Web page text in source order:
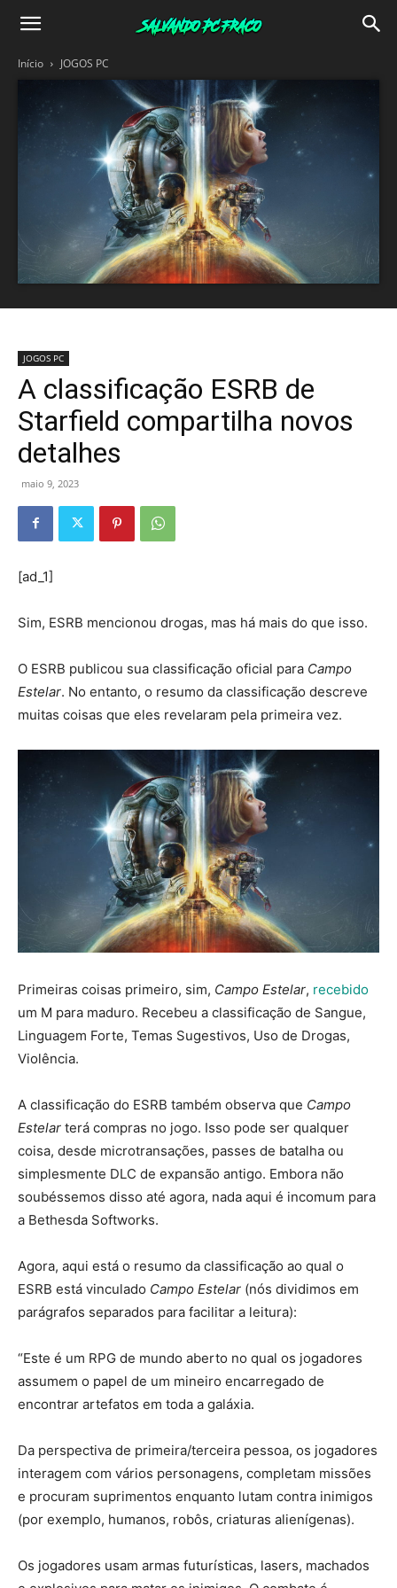
Salvando
Início JOGOS PC
JOGOS PC
A classificação ESRB de
Starfield compartilha novos
detalhes
maio 9, 2023
[ad_1]
Sim, ESRB mencionou drogas, mas há mais do que isso.
O ESRB publicou sua classificação oficial para Campo
Estelar. No entanto, o resumo da classificação descreve
muitas coisas que eles revelaram pela primeira vez.
Primeiras coisas primeiro, sim, Campo Estelar, recebido
um M para maduro. Recebeu a classificação de Sangue,
Linguagem Forte, Temas Sugestivos, Uso de Drogas,
Violência.
A classificação do ESRB também observa que Campo
Estelar terá compras no jogo. Isso pode ser qualquer
coisa, desde microtransações, passes de batalha ou
simplesmente DLC de expansão antigo. Embora não
soubéssemos disso até agora, nada aqui é incomum para
a Bethesda Softworks.
Agora, aqui está o resumo da classificação ao qual o
ESRB está vinculado Campo Estelar (nós dividimos em
parágrafos separados para facilitar a leitura):
“Este é um RPG de mundo aberto no qual os jogadores
assumem o papel de um mineiro encarregado de
encontrar artefatos em toda a galáxia.
Da perspectiva de primeira/terceira pessoa, os jogadores
interagem com vários personagens, completam missões
e procuram suprimentos enquanto lutam contra inimigos
(por exemplo, humanos, robôs, criaturas alienígenas).
Os jogadores usam armas futurísticas, lasers, machados